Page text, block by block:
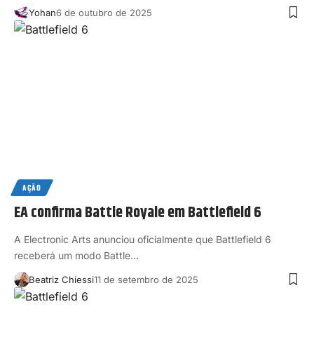
Yohan6 de outubro de 2025
AÇÃO
EA confirma Battle Royale em Battlefield 6
A Electronic Arts anunciou oficialmente que Battlefield 6
receberá um modo Battle…
Beatriz Chiessi11 de setembro de 2025